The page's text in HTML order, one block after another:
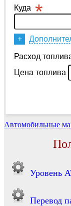
Автомобильные
Уровень
Перевод